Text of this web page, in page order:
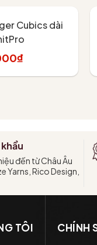
Cubics dài
đến từ Châu Âu
Yarns, Rico Design,
TÔI CHÍNH